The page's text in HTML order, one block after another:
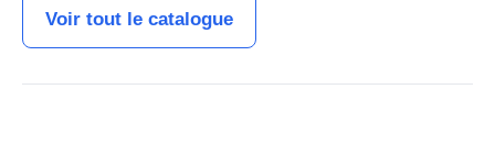
Voir tout le catalogue